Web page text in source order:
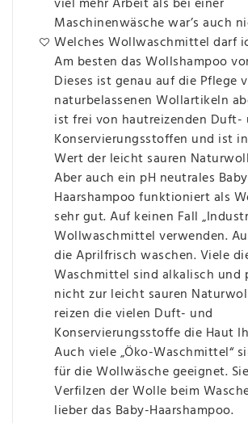
viel mehr Arbeit als bei einer
Maschinenwäsche war’s auch
Welches Wollwaschmittel darf
Am besten das Wollshampoo
Dieses ist genau auf die Pflege
naturbelassenen Wollartikeln
ist frei von hautreizenden Duft-
Konservierungsstoffen und ist
Wert der leicht sauren
Aber auch ein pH neutrales
Haarshampoo funktioniert als
sehr gut. Auf keinen Fall
Wollwaschmittel verwenden.
die Aprilfrisch waschen. Viele
Waschmittel sind alkalisch und
nicht zur leicht sauren
reizen die vielen Duft- und
Konservierungsstoffe die Haut
Auch viele „Öko-Waschmittel“
für die Wollwäsche geeignet.
Verfilzen der Wolle beim
lieber das Baby-Haarshampoo.